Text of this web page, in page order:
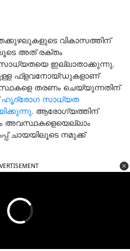
വികാസത്തിന്
അത് രക്തം
സാധ്യതയെ ഇല്ലാതാക്കുന്നു.
ഫ്‌ളവനോയ്ഡുകളാണ്
തരണം ചെയ്യുന്നതിന്
ഹൃദ്രോഗ സാധ്യത
ആരോഗ്യത്തിന്
അവസ്ഥകളെയെല്ലാം
ചായയിലൂടെ നമുക്ക്